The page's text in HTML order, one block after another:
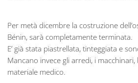
Per metà dicembre la costruzione
Bénin, sarà completamente terminata.
E’ già stata piastrellata, tinteggiata e
Mancano invece gli arredi, i macchinari,
materiale medico.